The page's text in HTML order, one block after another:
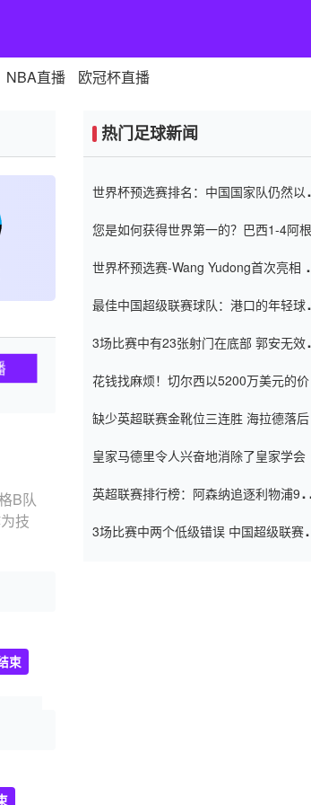
NBA直播 欧冠杯直播
B队
技
束
热门足球新闻
世界杯预选赛排名：中国国家队仍然以
您是如何获得世界第一的？巴西1-4阿根
世界杯预选赛-Wang Yudong首次亮相
最佳中国超级联赛球队：港口的年轻球
（Taishan）
3场比赛中有23张射门在底部 郭安无效
花钱找麻烦！切尔西以5200万美元的
窗口
缺少英超联赛金靴位三连胜 海拉德落
皇家马德里令人兴奋地消除了皇家学会
英超联赛排行榜：阿森纳追逐利物浦9分
3场比赛中两个低级错误 中国超级联赛